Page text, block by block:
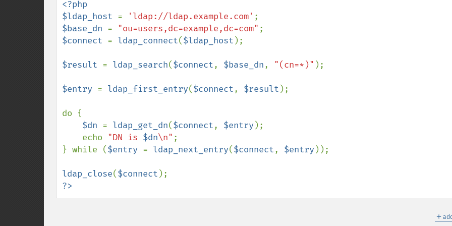
<?php
$ldap_host = 'ldap://ldap.example.com'
$base_dn = "ou=users,dc=example,dc=com"
$connect = ldap_connect($ldap_host );
$result = ldap_search($connect, $base_dn, "(cn=*)" );
$entry = ldap_first_entry($connect, $result );
do {
$dn = ldap_get_dn($connect, $entry );
    echo
"DN is $dn\n" ;
} while ($entry = ldap_next_entry($connect, $entry ));
ldap_close($connect
?>
＋